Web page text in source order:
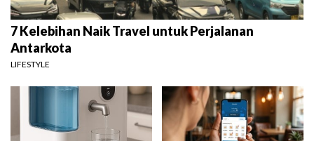
7 Kelebihan Naik Travel untuk Perjalanan
Antarkota
LIFESTYLE